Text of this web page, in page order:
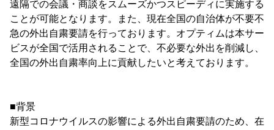
遠隔での会議・商談をスムーズかつスピーディに実施する
ことが可能となります。また、現在全国の自治体が不要不
急の外出自粛要請を行っております。オプティムは本サー
ビスが全国で活用されることで、不必要な外出を削減し、
全国の外出自粛率向上に貢献したいと考えております。
■背景
新型コロナウイルスの影響による外出自粛要請のため、在